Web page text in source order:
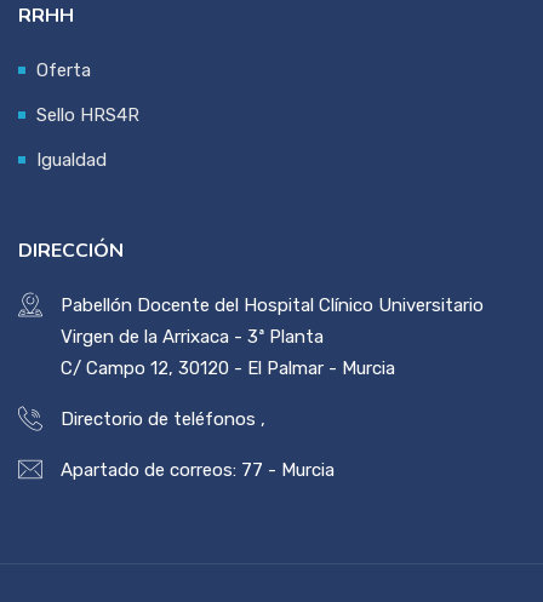
RRHH
Oferta
Sello HRS4R
Igualdad
DIRECCIÓN
Pabellón Docente del Hospital Clínico Universitario
Virgen de la Arrixaca - 3ª Planta
C/ Campo 12, 30120 - El Palmar - Murcia
Directorio de teléfonos ,
Apartado de correos: 77 - Murcia